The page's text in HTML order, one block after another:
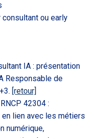
ou early
IA : présentation
Responsable de
[retour]
42304 :
lien avec les métiers
numérique,